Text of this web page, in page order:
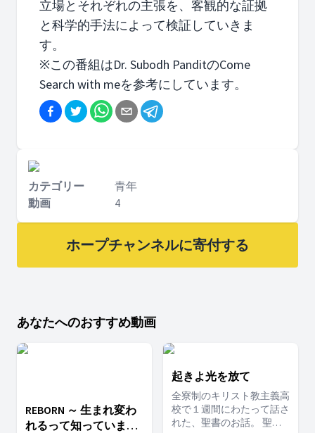
立場とそれぞれの主張を、客観的な証拠
と科学的手法によって検証していきま
す。
※この番組はDr. Subodh PanditのCome
Search with meを参考にしています。
カテゴリー
青年
動画
4
ホープチャンネルに寄付する
あなたへのおすすめ動画
REBORN ～ 生まれ変わ
れるって知っていまし
起きよ光を放て
全寮制のキリスト教主義高
校で１週間にわたって話さ
れた、聖書のお話。 聖書